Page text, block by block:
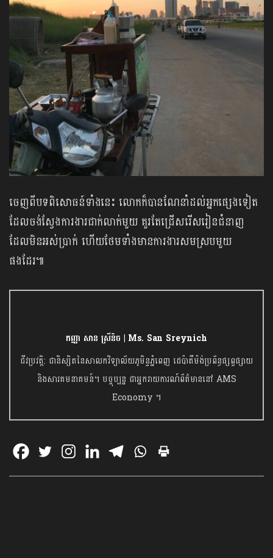
ចេញពីបទពិសោធន៍ទាំងនេះ លោកក៏បានណែនាំដល់អ្នកផ្សេងទៀត ​
ដែលចង់ស្វែងការងារជាក់លាក់មួយ គួរតែជ្រើសរើសរៀនជំនាញ
ដែលមិនអស់ប្រាក់ ហើយថែមទាំងមានការងារសមស្របមួយ
ផងដែរ៕
កញ្ញា សាន ស្រីនិច | Ms. San Sreynich
ជីវប្រវត្តិ: ជានិស្សិតនៃសាលកវិទ្យាល័យភូមិន្ទភ្នំពេញ ដេប៉ាតឺម៉ង់ប្រព័ន្ធផ្សព្វផ្សាយ
និងសារគមនាគមន៍។ បច្ចុប្បន្ន ជាអ្នករាយការណ៍ព័ត៌មាននៅ AMS
Economy ។